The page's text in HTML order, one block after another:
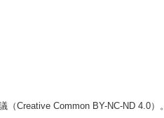
Creative Common BY-NC-ND 4.0）。